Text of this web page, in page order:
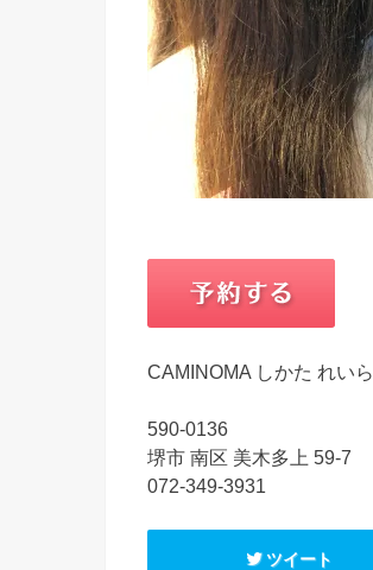
CAMINOMA しかた れいら
590-0136
堺市 南区 美木多上 59-7
072-349-3931
ツイート